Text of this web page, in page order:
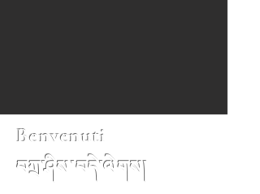
Benvenuti
བཀྲ་ཤིས་བདེ་ལེགས།